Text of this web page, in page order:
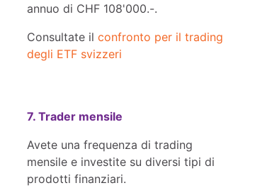
annuo di CHF 108'000.-.
Consultate il confronto per il trading
degli ETF svizzeri
7. Trader mensile
Avete una frequenza di trading
mensile e investite su diversi tipi di
prodotti finanziari.